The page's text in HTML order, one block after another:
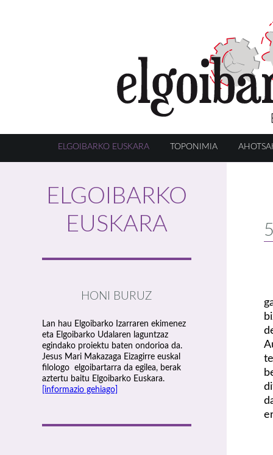
ELGOIBARKO EUSKARA TOPONIMIA
ELGOIBARKO
EUSKARA
HONI BURUZ
Lan hau Elgoibarko Izarraren ekimenez
eta Elgoibarko Udalaren laguntzaz
egindako proiektu baten ondorioa da.
Jesus Mari Makazaga Eizagirre euskal
filologo elgoibartarra da egilea, berak
aztertu baitu Elgoibarko Euskara.
[informazio gehiago]